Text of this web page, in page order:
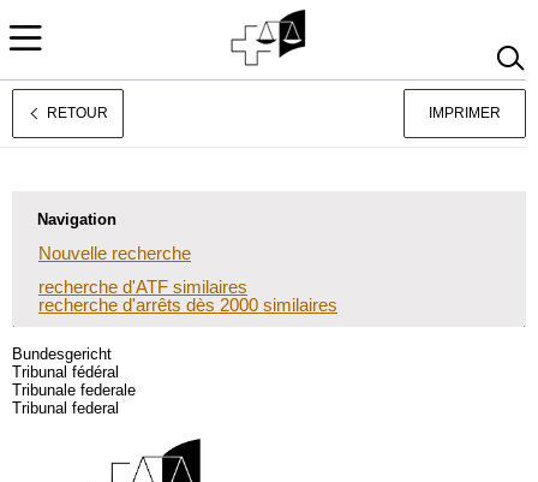
Deutsch
RETOUR IMPRIMER
Navigation
Nouvelle recherche
recherche d'ATF similaires
recherche d'arrêts dès 2000 similaires
Bundesgericht
Tribunal fédéral
Tribunale federale
Tribunal federal